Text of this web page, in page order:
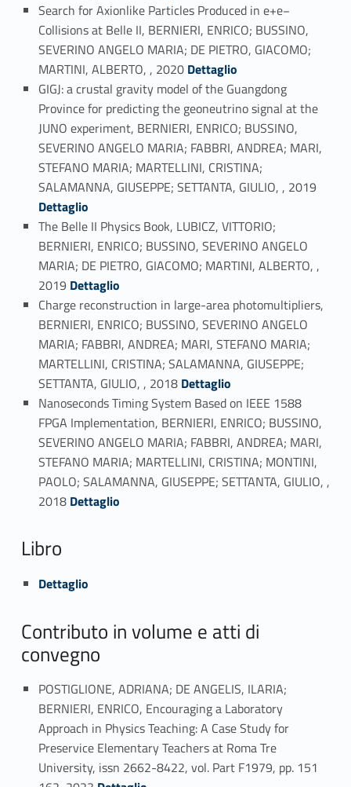
Search for Axionlike Particles Produced in e+e−
Collisions at Belle II, BERNIERI, ENRICO; BUSSINO,
SEVERINO ANGELO MARIA; DE PIETRO, GIACOMO;
MARTINI, ALBERTO, , 2020Link identifier #identifier_person_2531-18Dettaglio
GIGJ: a crustal gravity model of the Guangdong
Province for predicting the geoneutrino signal at the
JUNO experiment, BERNIERI, ENRICO; BUSSINO,
SEVERINO ANGELO MARIA; FABBRI, ANDREA; MARI,
STEFANO MARIA; MARTELLINI, CRISTINA;
SALAMANNA, GIUSEPPE; SETTANTA, GIULIO, , 2019
Dettaglio
The Belle II Physics Book, LUBICZ, VITTORIO;
BERNIERI, ENRICO; BUSSINO, SEVERINO ANGELO
MARIA; DE PIETRO, GIACOMO; MARTINI, ALBERTO, ,
2019 Link identifier #identifier_person_144409-20
Dettaglio
Charge reconstruction in large-area photomultipliers,
BERNIERI, ENRICO; BUSSINO, SEVERINO ANGELO
MARIA; FABBRI, ANDREA; MARI, STEFANO MARIA;
MARTELLINI, CRISTINA; SALAMANNA, GIUSEPPE;
SETTANTA, GIULIO, , 2018 Link identifier #identifier_person_53766-21
Dettaglio
Nanoseconds Timing System Based on IEEE 1588
FPGA Implementation, BERNIERI, ENRICO; BUSSINO,
SEVERINO ANGELO MARIA; FABBRI, ANDREA; MARI,
STEFANO MARIA; MARTELLINI, CRISTINA; MONTINI,
PAOLO; SALAMANNA, GIUSEPPE; SETTANTA, GIULIO, ,
2018 Link identifier #identifier_person_16779-22
Dettaglio
Libro
Link identifier #identifier_person_109741-23
Dettaglio
Contributo in volume e atti di
convegno
POSTIGLIONE, ADRIANA; DE ANGELIS, ILARIA;
BERNIERI, ENRICO, Encouraging a Laboratory
Approach in Physics Teaching: A Case Study for
Preservice Elementary Teachers at Roma Tre
University, issn 2662-8422, vol. Part F1979, pp. 151
Link identifier #identifier_person_48938-24